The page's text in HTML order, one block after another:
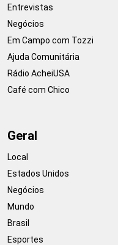
Entrevistas
Negócios
Em Campo com Tozzi
Ajuda Comunitária
Rádio AcheiUSA
Café com Chico
Geral
Local
Estados Unidos
Negócios
Mundo
Brasil
Esportes